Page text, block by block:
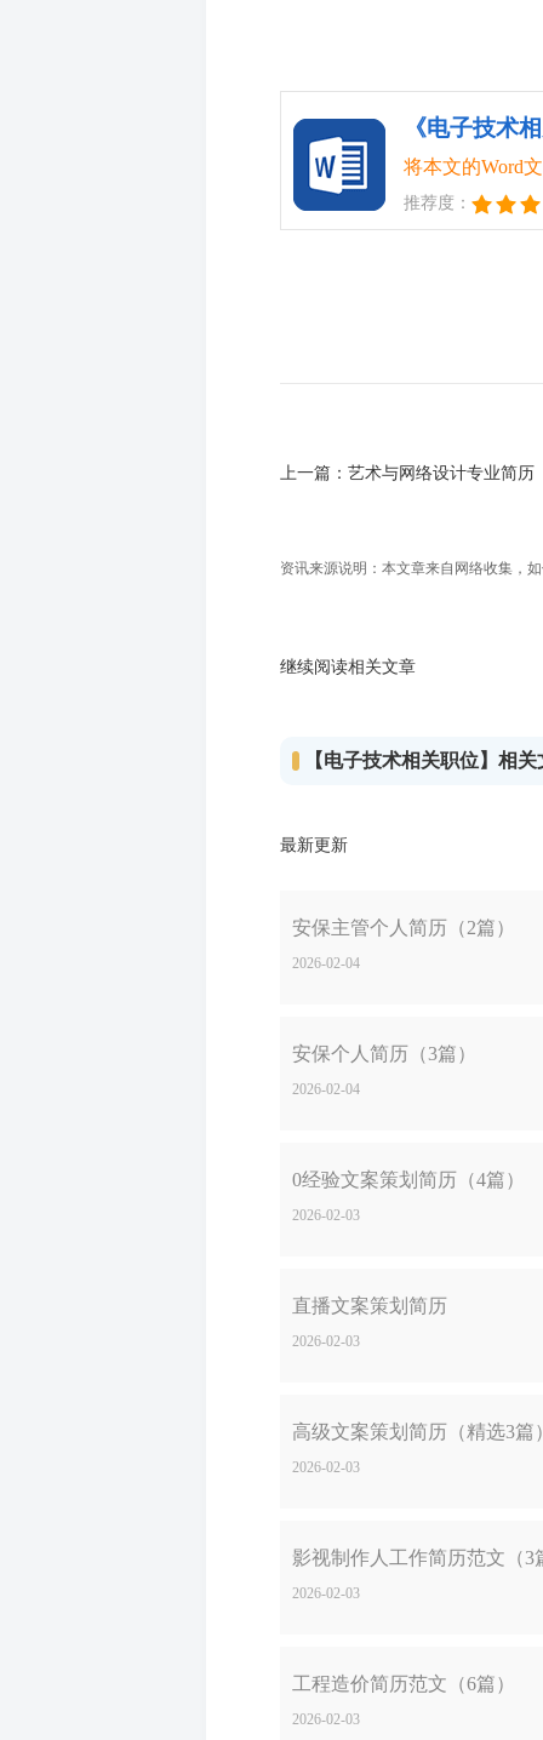
《电子技术
将本文的Word
推荐度：
上一篇： 艺术与网络设计专业简历
资讯来源说明：本文章来自网络收集，
继续阅读相关文章
【电子技术相关职位】相
最新更新
安保主管个人简历（2篇）
2026-02-04
安保个人简历（3篇）
2026-02-04
0经验文案策划简历（4篇）
2026-02-03
直播文案策划简历
2026-02-03
高级文案策划简历（精选3篇
2026-02-03
影视制作人工作简历范文（3
2026-02-03
工程造价简历范文（6篇）
2026-02-03